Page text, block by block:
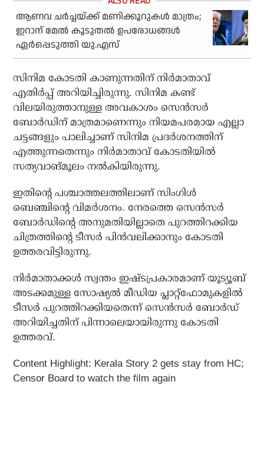
ആണവ ചര്‍ച്ചയ്ക്ക് മണിക്കൂറുകള്‍ മാത്രം;
ഇറാന് മേല്‍ കൂടുതല്‍ ഉപരോധങ്ങള്‍
ഏര്‍പ്പെടുത്തി യു.എസ്
സിനിമ കോടതി കാണുന്നതിന് നിര്‍മാതാവ്
എതിര്‍പ്പ് അറിയിച്ചിരുന്നു. സിനിമ കണ്ട്
വിലയിരുത്താനുള്ള അവകാശം സെന്‍സര്‍
ബോര്‍ഡിന് മാത്രമാണെന്നും നിയമപരമായ എല്ലാ
ചട്ടങ്ങളും പാലിച്ചാണ് സിനിമ പ്രദര്‍ശനത്തിന്
എത്തുന്നതെന്നും നിര്‍മാതാവ് കോടതിയില്‍
സത്യവാങ്മൂലം നല്‍കിയിരുന്നു.
ഇതിന്റെ പശ്ചാത്തലത്തിലാണ് സിംഗിള്‍
ബെഞ്ചിന്റെ വിമര്‍ശനം. നേരത്തെ സെന്‍സര്‍
ബോര്‍ഡിന്റെ അനുമതിയില്ലാതെ പുറത്തിറക്കിയ
ചിത്രത്തിന്റെ ടീസര്‍ പിന്‍വലിക്കാനും കോടതി
ഉത്തരവിട്ടിരുന്നു.
നിര്‍മാതാക്കള്‍ സ്വന്തം ഇഷ്ടപ്രകാരമാണ് യൂട്യൂബ്
അടക്കമുള്ള സോഷ്യല്‍ മീഡിയ പ്ലാറ്റ്‌ഫോമുകളില്‍
ടീസര്‍ പുറത്തിറക്കിയതെന്ന് സെന്‍സര്‍ ബോര്‍ഡ്
അറിയിച്ചതിന് പിന്നാലെയായിരുന്നു കോടതി
ഉത്തരവ്.
Content Highlight: Kerala Story 2 gets stay from HC;
Censor Board to watch the film again